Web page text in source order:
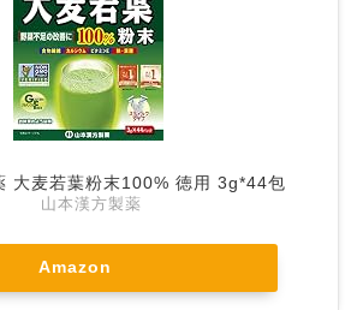
大麦若葉粉末100% 徳用 3g*44包
山本漢方製薬
Amazon